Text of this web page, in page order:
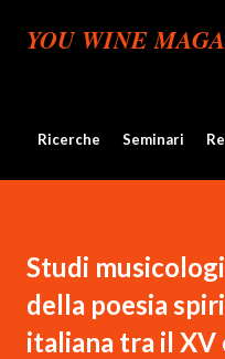
Passa ai
YOU WINE
Ricerche Seminari
Studi
della poesia
italiana tra il XV